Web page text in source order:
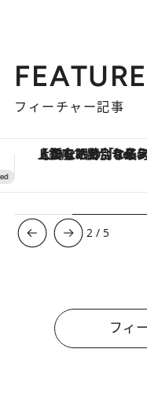
FEATURE
フィーチャー記事
「土佐和ハーブかき氷
3 / 5
フィ